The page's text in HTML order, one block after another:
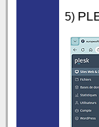
5)